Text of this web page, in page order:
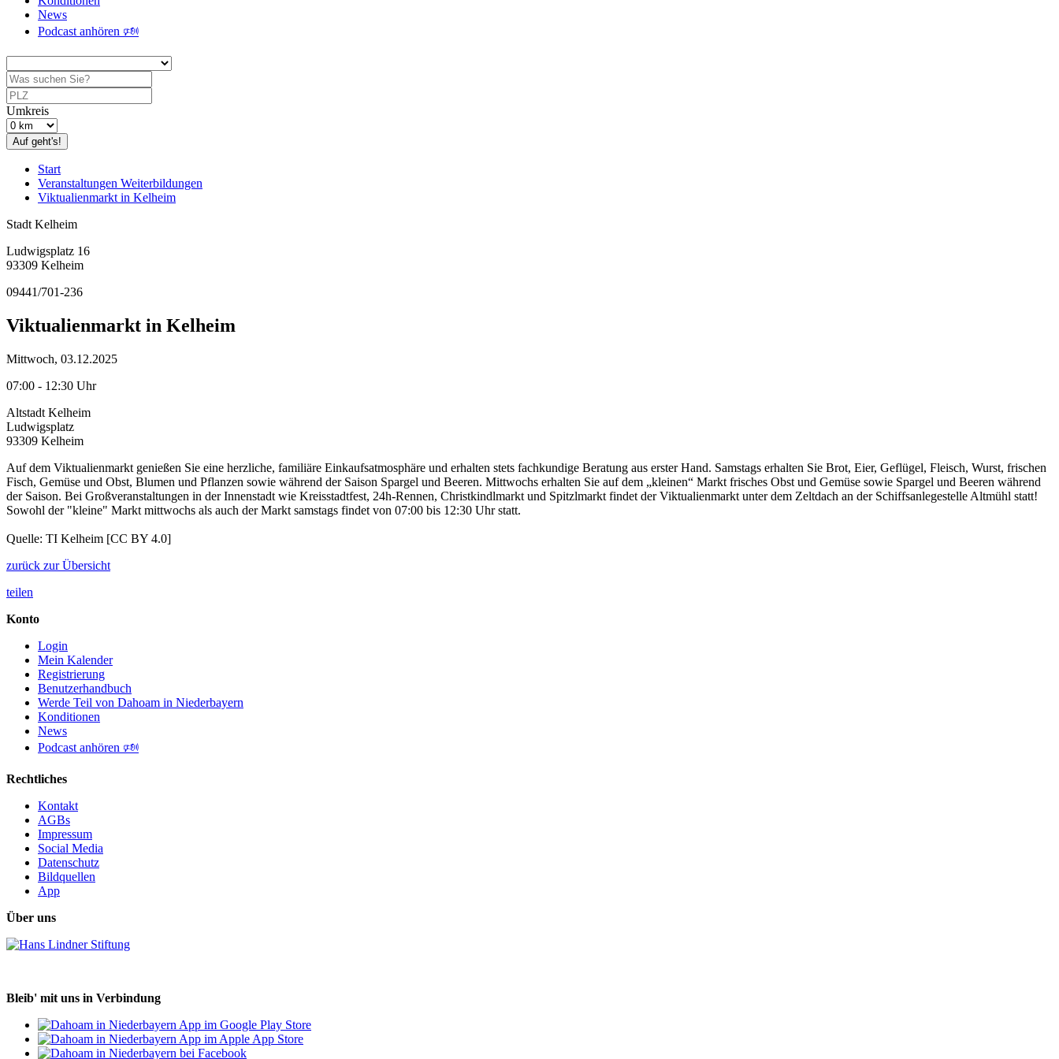
News
Podcast anhören 🕬
Umkreis
Auf geht's!
Start
Veranstaltungen Weiterbildungen
Viktualienmarkt in Kelheim
Stadt Kelheim
Ludwigsplatz 16
93309 Kelheim
09441/701-236
Viktualienmarkt in Kelheim
Mittwoch, 03.12.2025
07:00 - 12:30 Uhr
Altstadt Kelheim
Ludwigsplatz
93309 Kelheim
Auf dem Viktualienmarkt genießen Sie eine herzliche, familiäre Einkaufsatmosphäre und erhalten stets fachkundige Beratung aus erster Hand. Samstags erhalten Sie Brot, Eier, Geflügel, Fleisch, Wurst, frischen
Fisch, Gemüse und Obst, Blumen und Pflanzen sowie während der Saison Spargel und Beeren. Mittwochs erhalten Sie auf dem „kleinen“ Markt frisches Obst und Gemüse sowie Spargel und Beeren während
der Saison. Bei Großveranstaltungen in der Innenstadt wie Kreisstadtfest, 24h-Rennen, Christkindlmarkt und Spitzlmarkt findet der Viktualienmarkt unter dem Zeltdach an der Schiffsanlegestelle Altmühl statt!
Sowohl der "kleine" Markt mittwochs als auch der Markt samstags findet von 07:00 bis 12:30 Uhr statt.
Quelle: TI Kelheim [CC BY 4.0]
zurück zur Übersicht
teilen
Konto
Login
Mein Kalender
Registrierung
Benutzerhandbuch
Werde Teil von Dahoam in Niederbayern
Konditionen
News
Podcast anhören 🕬
Rechtliches
Kontakt
AGBs
Impressum
Social Media
Datenschutz
Bildquellen
App
Über uns
Bleib' mit uns in Verbindung